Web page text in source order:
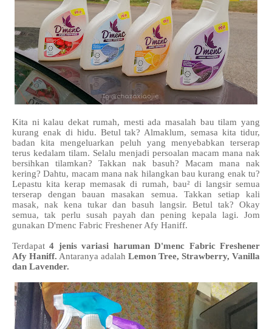
Kita ni kalau dekat rumah, mesti ada masalah bau tilam yang
kurang enak di hidu. Betul tak? Almaklum, semasa kita tidur,
badan kita mengeluarkan peluh yang menyebabkan terserap
terus kedalam tilam. Selalu menjadi persoalan macam mana nak
bersihkan tilamkan? Takkan nak basuh? Macam mana nak
kering? Dahtu, macam mana nak hilangkan bau kurang enak tu?
Lepastu kita kerap memasak di rumah, bau² di langsir semua
terserap dengan bauan masakan semua. Takkan setiap kali
masak, nak kena tukar dan basuh langsir. Betul tak? Okay
semua, tak perlu susah payah dan pening kepala lagi. Jom
gunakan D'menc Fabric Freshener Afy Haniff.
Terdapat4 jenis variasi haruman D'menc Fabric Freshener
Afy Haniff. Antaranya adalah Lemon Tree, Strawberry, Vanilla
dan Lavender.